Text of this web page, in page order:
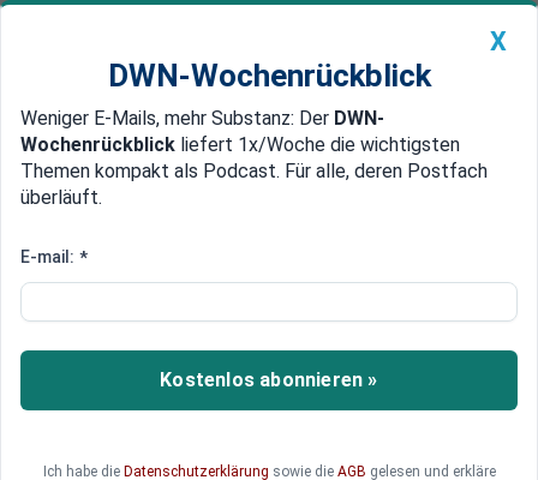
Newsticker MEIN DWN: Geldanlage Premium
Edelmetalle DWN-Magazin China
Nvidia-Aktie im Fokus: Googles
Wettbewerb
Der Wettbewerb um die leistungsfähigsten KI-
Chips gewinnt rasant an Dynamik, da große
ausrichten und Investitionen massiv ausweiten.
X
DWN-Wochenrückblick
Weniger E-Mails, mehr Substanz: Der DWN-
Wochenrückblick liefert 1x/Woche die wichtigsten
Themen kompakt als Podcast. Für alle, deren Postfach
überläuft.
E-mail: *
Kostenlos abonnieren »
Ich habe die Datenschutzerklärung sowie die AGB gelesen und erkläre